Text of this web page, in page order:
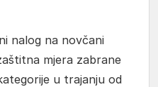
nalog na novčani
mjera zabrane
u trajanju od